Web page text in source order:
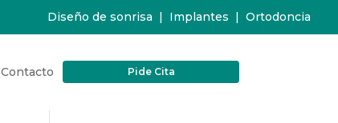
Diseño de sonrisa | Implantes |Ortodoncia
Contacto Pide Cita